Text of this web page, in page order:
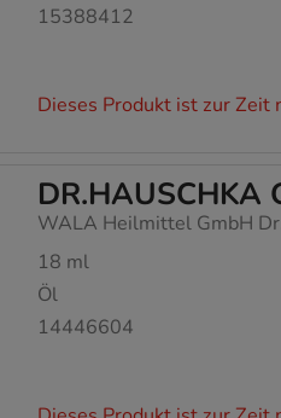
15388412
Dieses Produkt ist zur Zeit
DR.HAUSCHKA
WALA Heilmittel GmbH
18 ml
Öl
14446604